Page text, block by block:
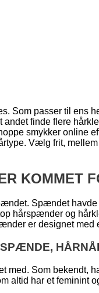
Som passer til ens
finde flere
smykker
Vælg frit,
KOMMET
Spændet
hårspænder og
er designet
med. Som
altid har et